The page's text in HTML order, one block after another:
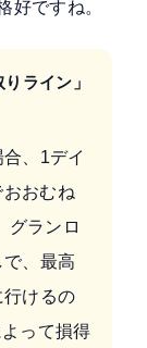
好ですね。
ライン」
、1デイ
おむね
グランロ
、最高
けるの
って損得